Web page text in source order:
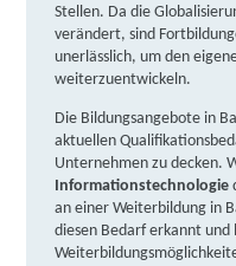
vhs-Coburg Stadt
16, 96450 Coburg
Berger
Coburg Partner
Stellen. Da die
verändert, sind
unerlässlich, um den
weiterzuentwickeln.
Die Bildungsangebote in
aktuellen
Unternehmen zu decken.
Informationstechnologie
an einer Weiterbildung in
diesen Bedarf erkannt